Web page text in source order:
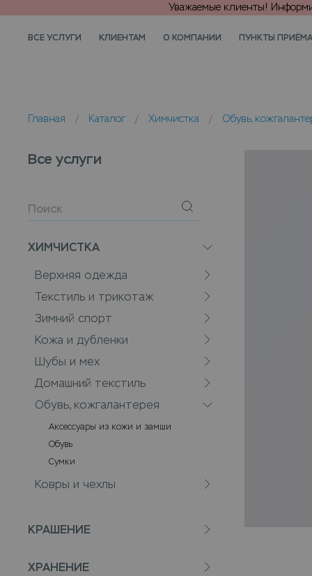
Уважаемые клиенты!
ВСЕ УСЛУГИ КЛИЕНТАМ О КОМПАНИИ ПУНКТЫ ПРИЁМА
Главная / Каталог / Химчистка / Обувь,
Все услуги
ХИМЧИСТКА
Верхняя одежда
Текстиль и трикотаж
Зимний спорт
Кожа и дубленки
Шубы и мех
Домашний текстиль
Обувь, кожгалантерея
Аксессуары из кожи и замши
Обувь
Сумки
Ковры и чехлы
КРАШЕНИЕ
ХРАНЕНИЕ